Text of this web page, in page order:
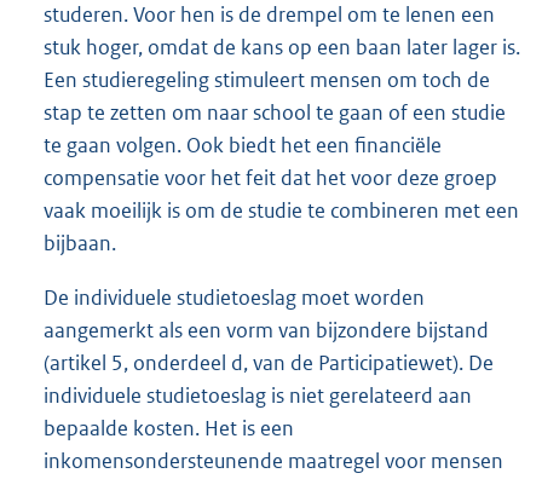
studeren. Voor hen is de drempel om te lenen een
stuk hoger, omdat de kans op een baan later lager is.
Een studieregeling stimuleert mensen om toch de
stap te zetten om naar school te gaan of een studie
te gaan volgen. Ook biedt het een financiële
compensatie voor het feit dat het voor deze groep
vaak moeilijk is om de studie te combineren met een
bijbaan.
De individuele studietoeslag moet worden
aangemerkt als een vorm van bijzondere bijstand
(artikel 5, onderdeel d, van de Participatiewet). De
individuele studietoeslag is niet gerelateerd aan
bepaalde kosten. Het is een
inkomensondersteunende maatregel voor mensen